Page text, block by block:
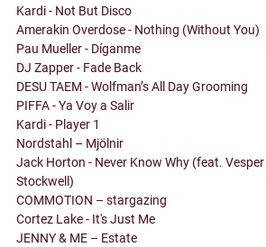
Kardi - Not But Disco
Amerakin Overdose - Nothing (Without You)
Pau Mueller - Díganme
DJ Zapper - Fade Back
DESU TAEM - Wolfman’s All Day Grooming
PIFFA - Ya Voy a Salir
Kardi - Player 1
Nordstahl – Mjölnir
Jack Horton - Never Know Why (feat. Vesper
Stockwell)
COMMOTION – stargazing
Cortez Lake - It's Just Me
JENNY & ME – Estate